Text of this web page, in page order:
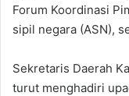
Forum Koordinasi
sipil negara (ASN),
‎Sekretaris Daerah
turut menghadiri